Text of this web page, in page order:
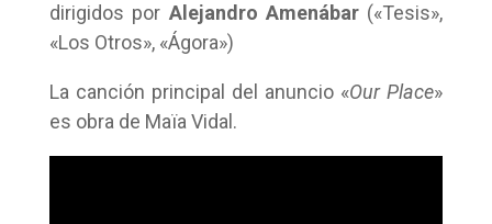
dirigidos por Alejandro Amenábar («Tesis»,
«Los Otros», «Ágora»)
La canción principal del anuncio «Our Place»
es obra de Maïa Vidal.